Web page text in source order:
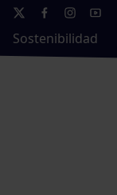
Sostenibilidad